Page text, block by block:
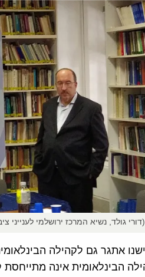
(דורי גולד, נשיא המרכז ירושלמי לענייני
ישנו אתגר גם לקהילה
הבינלאומית אינה מתייחסת